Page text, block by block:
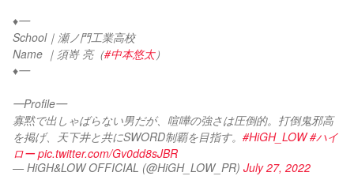
♦︎━
School｜瀬ノ門工業高校
Name ｜須嵜 亮（#中本悠太）
♦︎━
━Profile━
寡黙で出しゃばらない男だが、喧嘩の強さは圧倒的。打倒鬼邪高
を掲げ、天下井と共にSWORD制覇を目指す。 #HiGH_LOW #ハイ
ロー pic.twitter.com/Gv0dd8sJBR
— HiGH&LOW OFFICIAL (@HiGH_LOW_PR) July 27, 2022